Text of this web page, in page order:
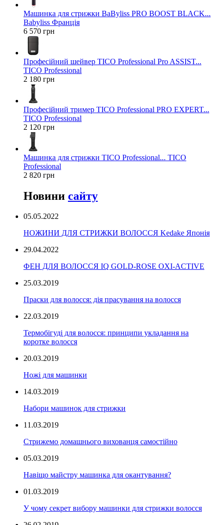
Машинка для стрижки BaByliss PRO BOOST BLACK...
Babyliss Франція
6 570 грн
Професійний шейвер TICO Professional Pro ASSIST...
TICO Professional
2 180 грн
Професійний тример TICO Professional PRO EXPERT...
TICO Professional
2 120 грн
Машинка для стрижки TICO Professional... TICO
Professional
2 820 грн
Новини сайту
05.05.2022
НОЖИНИ ДЛЯ СТРИЖКИ ВОЛОССЯ Kedake Японія
29.04.2022
ФЕН ДЛЯ ВОЛОССЯ IQ GOLD-ROSE OXI-ACTIVE
25.03.2019
Праски для волосся: дія прасування на волосся
22.03.2019
Термобігуді для волосся: принципи укладання на
коротке волосся
20.03.2019
Ножі для машинки
14.03.2019
Набори машинок для стрижки
11.03.2019
Стрижемо домашнього вихованця самостійно
05.03.2019
Навіщо майстру машинка для окантування?
01.03.2019
У чому секрет вибору машинки для стрижки волосся